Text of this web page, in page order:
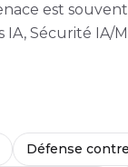
est
IA, Sécurité IA/
Défense